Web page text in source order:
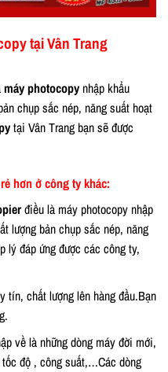
tại Vân Trang
máy photocopy nhập khẩu
chụp sắc nép, năng suất hoạt
tại Vân Trang bạn sẽ được
hơn ở công ty khác:
điều là máy photocopy nhập
lượng bản chụp sắc nép, năng
lý đáp ứng được các công ty,
tín, chất lượng lên hàng đầu.Bạn
về là những dòng máy đời mới,
độ , công suất,…Các dòng